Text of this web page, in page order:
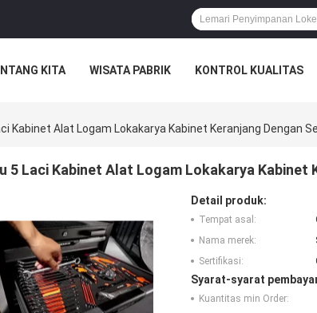
KITA WISATA PABRIK KONTROL KUALITAS
Kabinet Alat Logam Lokakarya Kabinet Keranjang Dengan
5 Laci Kabinet Alat Logam Lokakarya Kabinet
Detail produk:
Tempat asal:
Nama merek:
Sertifikasi:
Syarat-syarat
Kuantitas min Order: